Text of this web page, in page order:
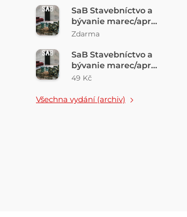
SaB Stavebníctvo a
bývanie marec/apríl
2026 FREE
Zdarma
SaB Stavebníctvo a
bývanie marec/apríl
2026
49 Kč
Všechna vydání (archiv)